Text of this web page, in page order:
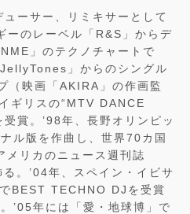
ーサー、リミキサーとして
ーのレーベル「R&S」からデ
」のテクノチャートで
」からのシングル
（映画「AKIRA」の作画監
ギリスの“MTV DANCE
賞。’98年、長野オリンピッ
ル版を作曲し、世界70カ国
メリカのニュース週刊誌
。’04年、スペイン・イビサ
BEST TECHNO DJを受賞
’05年には「愛・地球博」で